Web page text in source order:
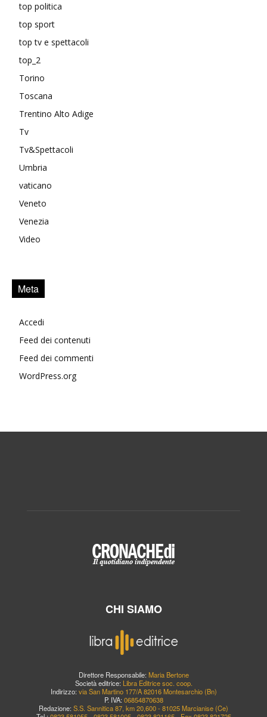
top politica
top sport
top tv e spettacoli
top_2
Torino
Toscana
Trentino Alto Adige
Tv
Tv&Spettacoli
Umbria
vaticano
Veneto
Venezia
Video
Meta
Accedi
Feed dei contenuti
Feed dei commenti
WordPress.org
CHI SIAMO
Direttore Responsabile: Maria Bertone
Società editrice: Libra Editrice soc. coop.
Indirizzo: via San Martino 177/A 82016 Montesarchio (Bn)
P. IVA: 06854870638
Redazione: S.S. Sannitica 87, km 20,600 - 81025 Marcianise (Ce)